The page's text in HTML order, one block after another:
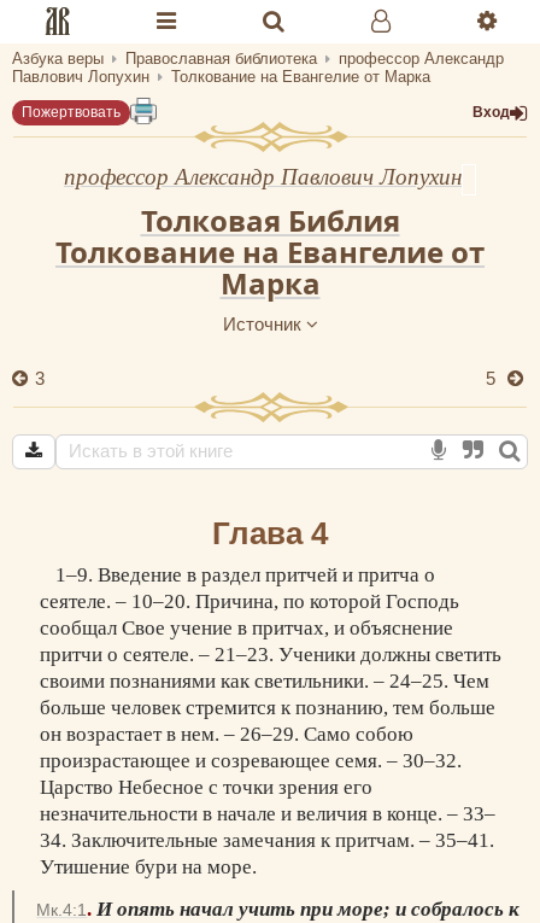
Разделы портала «Азбука веры»
Главная
Календарь
Медиа
Тематическое
Семья и здоровье
Азбука веры Православная библиотека
профессор Александр
Павлович Лопухин
Толкование на Евангелие от Марка
Пожертвовать Вход
профессор Александр Павлович Лопухин
Толковая Библия
Толкование на Евангелие от
Марка
Источник
3 5
Глава 4
1–9. Введение в раздел притчей и притча о
сеятеле. – 10–20. Причина, по которой Господь
сообщал Свое учение в притчах, и объяснение
притчи о сеятеле. – 21–23. Ученики должны светить
своими познаниями как светильники. – 24–25. Чем
больше человек стремится к познанию, тем больше
он возрастает в нем. – 26–29. Само собою
произрастающее и созревающее семя. – 30–32.
Царство Небесное с точки зрения его
незначительности в начале и величия в конце. – 33–
34. Заключительные замечания к притчам. – 35–41.
Утишение бури на море.
Мк.4:1. И опять начал учить при море; и собралось к